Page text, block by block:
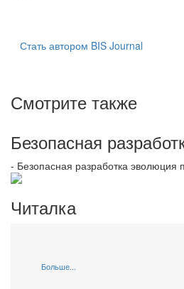
Стать автором BIS Journal
Смотрите также
Безопасная
- Безопасная разработка эволюция
Читалка
Больше...